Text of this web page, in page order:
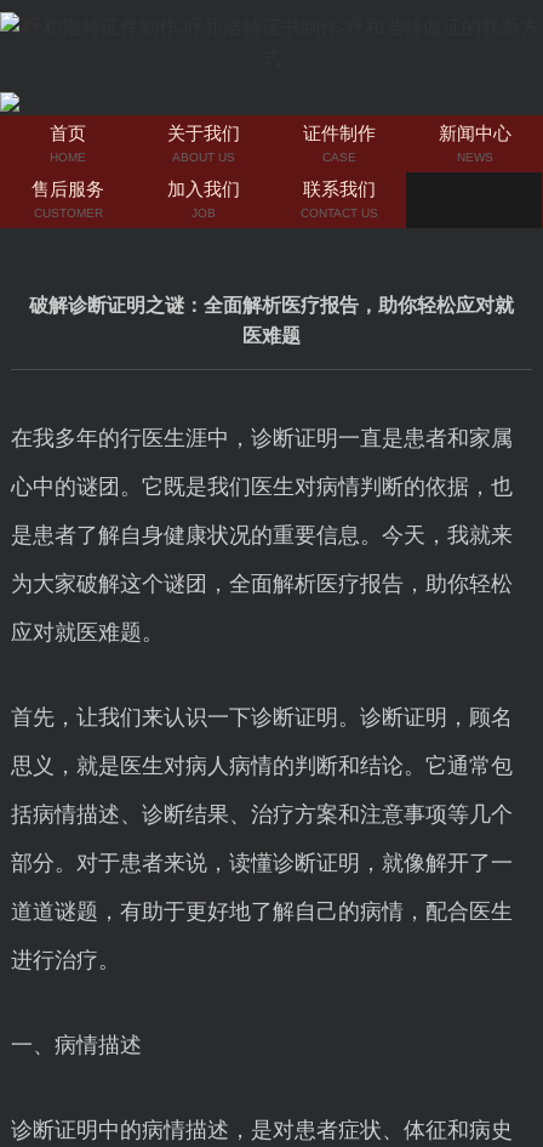
首页
HOME
关于我们
ABOUT US
证件制作
CASE
新闻中心
NEWS
售后服务
CUSTOMER
加入我们
JOB
联系我们
CONTACT US
破解诊断证明之谜：全面解析医疗报告，助你轻松应对就
医难题
在我多年的行医生涯中，诊断证明一直是患者和家属
心中的谜团。它既是我们医生对病情判断的依据，也
是患者了解自身健康状况的重要信息。今天，我就来
为大家破解这个谜团，全面解析医疗报告，助你轻松
应对就医难题。
首先，让我们来认识一下诊断证明。诊断证明，顾名
思义，就是医生对病人病情的判断和结论。它通常包
括病情描述、诊断结果、治疗方案和注意事项等几个
部分。对于患者来说，读懂诊断证明，就像解开了一
道道谜题，有助于更好地了解自己的病情，配合医生
进行治疗。
一、病情描述
诊断证明中的病情描述，是对患者症状、体征和病史